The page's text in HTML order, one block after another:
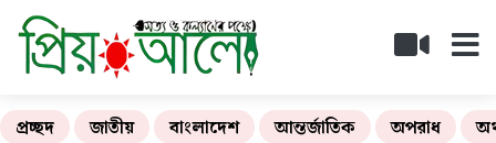
প্রচ্ছদ জাতীয় বাংলাদেশ আন্তর্জাতিক অপরাধ